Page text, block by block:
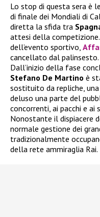
Lo stop di questa sera è
di finale dei Mondiali di
diretta la sfida tra
attesi della
dell’evento sportivo,
cancellato dal
Dall’inizio della fase
Stefano De Martino è
sostituito da repliche,
deluso una parte del
concorrenti, ai pacchi e
Nonostante il dispiacere
normale gestione dei
tradizionalmente
della rete ammiraglia Rai.